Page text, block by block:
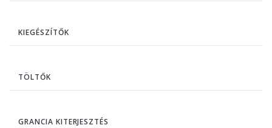
KIEGÉSZÍTŐK
TÖLTŐK
GRANCIA KITERJESZTÉS